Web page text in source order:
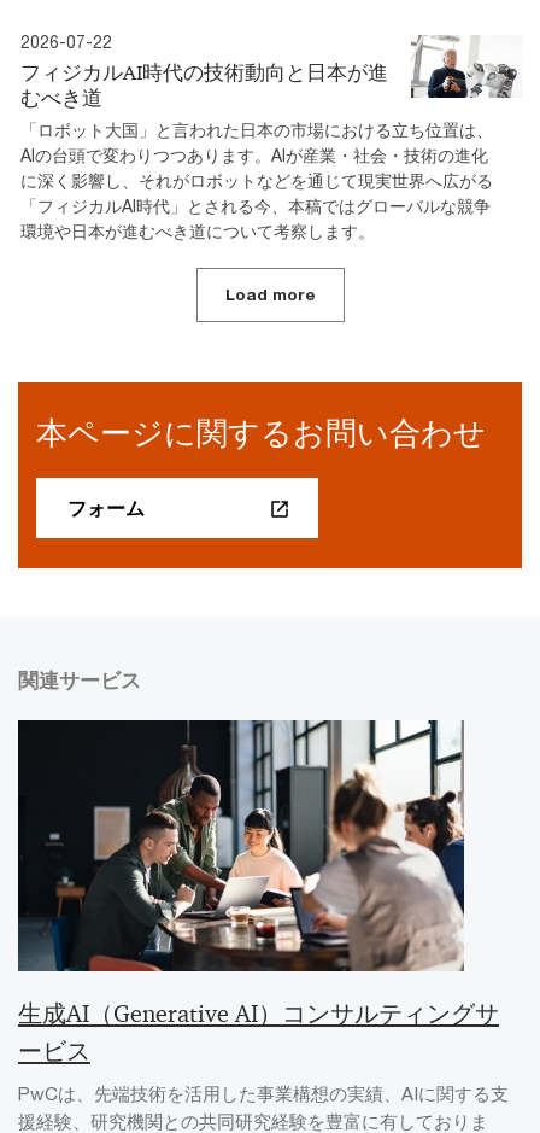
2026-07-22
フィジカルAI時代の技術動向と日本が進
むべき道
「ロボット大国」と言われた日本の市場における立ち位置は、
AIの台頭で変わりつつあります。AIが産業・社会・技術の進化
に深く影響し、それがロボットなどを通じて現実世界へ広がる
「フィジカルAI時代」とされる今、本稿ではグローバルな競争
環境や日本が進むべき道について考察します。
Load more
本ページに関するお問い合わせ
フォーム
関連サービス
生成AI（Generative AI）コンサルティングサ
ービス
PwCは、先端技術を活用した事業構想の実績、AIに関する支
援経験、研究機関との共同研究経験を豊富に有しておりま